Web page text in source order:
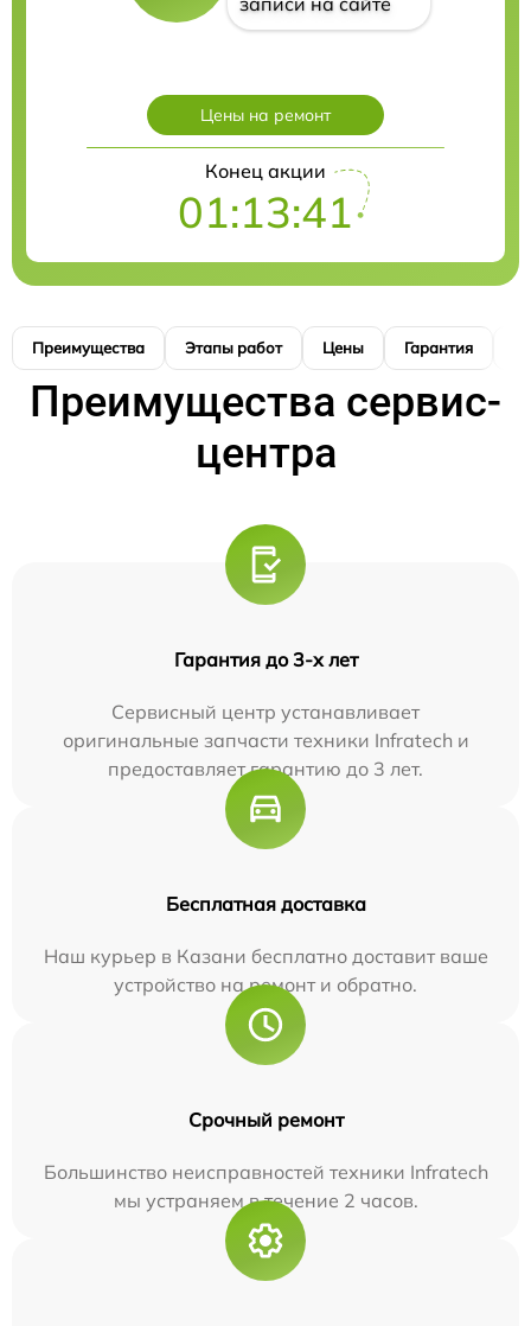
Цены на ремонт
Конец акции
01:13:40
Преимущества Этапы работ Цены Гарантия
Преимущества сервис-
центра
Гарантия до 3-х лет
Сервисный центр устанавливает
оригинальные запчасти техники Infratech и
предоставляет гарантию до 3 лет.
Бесплатная доставка
Наш курьер в Казани бесплатно доставит ваше
устройство на ремонт и обратно.
Срочный ремонт
Большинство неисправностей техники Infratech
мы устраняем в течение 2 часов.